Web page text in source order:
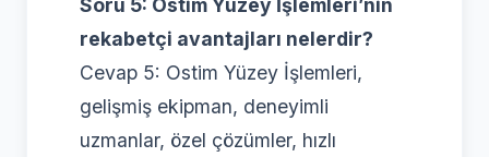
Soru 5: Ostim Yüzey İşlemleri’nin
rekabetçi avantajları nelerdir?
Cevap 5: Ostim Yüzey İşlemleri,
gelişmiş ekipman, deneyimli
uzmanlar, özel çözümler, hızlı